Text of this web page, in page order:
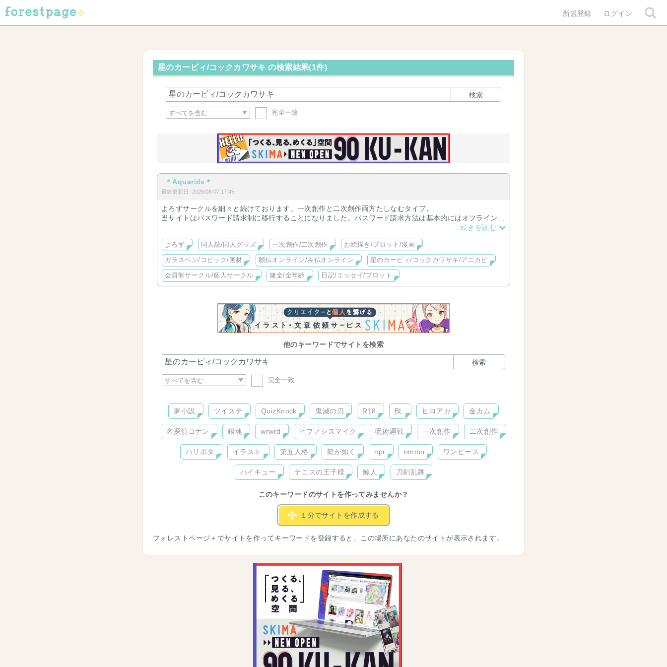
新規登録 ログイン
星のカービィ/コックカワサキ の検索結果(1件)
検索
完全一致
＊Aquarids＊
最終更新日: 2026/08/07 17:45
よろずサークルを細々と続けております。一次創作と二次創作両方たしなむタイプ。
当サイトはパスワード請求制に移行することになりました。パスワード請求方法は基本的にはオフラインの
お手紙などでお問い合わせ後、お返事のお手紙に折り返しパスワードを記した印刷物などを同封する感じに
管理人 Camille Hayami@Serinyàまでお気軽にお問い合わせいただけましたら幸いです♪
＊コンゴトモヨロシク＊
続きを読む
よろず 同人誌/同人グッズ 一次創作/二次創作 お絵描き/プロット/漫画
ガラスペン/コピック/画材 願仏オンライン/み仏オンライン 星のカービィ/コックカワサキ/アニカビ
会員制サークル/個人サークル 健全/全年齢 日記/エッセイ/プロット
他のキーワードでサイトを検索
検索
完全一致
夢小説 ツイステ QuizKnock 鬼滅の刃 R18 BL ヒロアカ 金カム
名探偵コナン 銀魂 wrwrd ヒプノシスマイク 呪術廻戦 一次創作 二次創作
ハリポタ イラスト 第五人格 龍が如く npr nmmn ワンピース
ハイキュー テニスの王子様 鯨人 刀剣乱舞
このキーワードのサイトを作ってみませんか？
１分でサイトを作成する
フォレストページ＋でサイトを作ってキーワードを登録すると、この場所にあなたのサイトが表示されます。